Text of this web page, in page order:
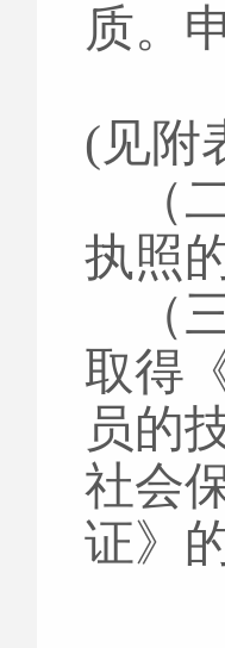
质。
(见附
（
执照
（
取得
员的
社会
证》